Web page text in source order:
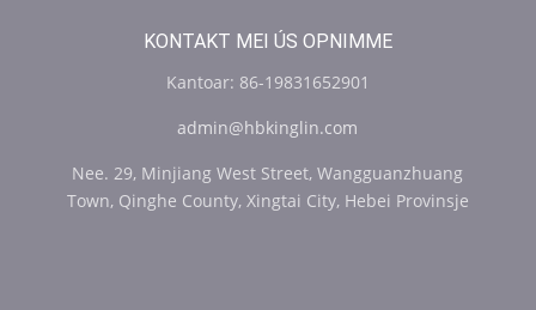
KONTAKT MEI ÚS OPNIMME
Kantoar: 86-19831652901
admin@hbkinglin.com
Nee. 29, Minjiang West Street, Wangguanzhuang
Town, Qinghe County, Xingtai City, Hebei Provinsje